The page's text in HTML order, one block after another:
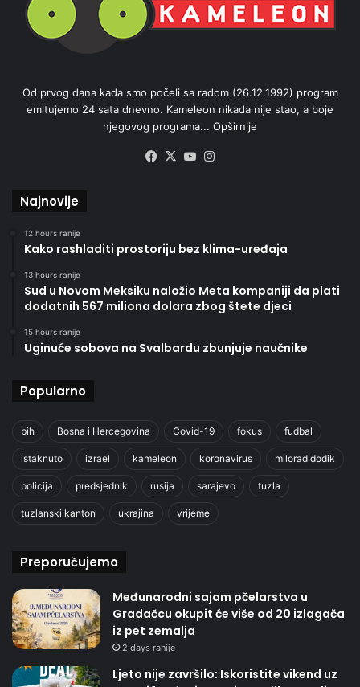
Od prvog dana kada smo počeli sa radom (26.12.1992) program
emitujemo 24 sata dnevno. Kameleon nikada nije stao, a boje
njegovog programa... Opširnije
Facebook
X YouTube
Najnovije
12 hours ranije
Kako rashladiti prostoriju bez klima-uređaja
13 hours ranije
Sud u Novom Meksiku naložio Meta kompaniji da plati
dodatnih 567 miliona dolara zbog štete djeci
15 hours ranije
Uginuće sobova na Svalbardu zbunjuje naučnike
Popularno
bih Bosna i Hercegovina Covid-19 fokus fudbal
istaknuto izrael kameleon koronavirus milorad dodik
policija predsjednik rusija sarajevo tuzla
tuzlanski kanton ukrajina vrijeme
Preporučujemo
Međunarodni sajam pčelarstva u
Gradačcu okupit će više od 20 izlagača
iz pet zemalja
2 days ranije
Ljeto nije završilo: Iskoristite vikend uz